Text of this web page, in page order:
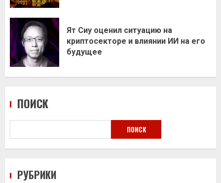
Ят Сиу оценил ситуацию на
криптосекторе и влиянии ИИ на его
будущее
ПОИСК
ПОИСК
РУБРИКИ